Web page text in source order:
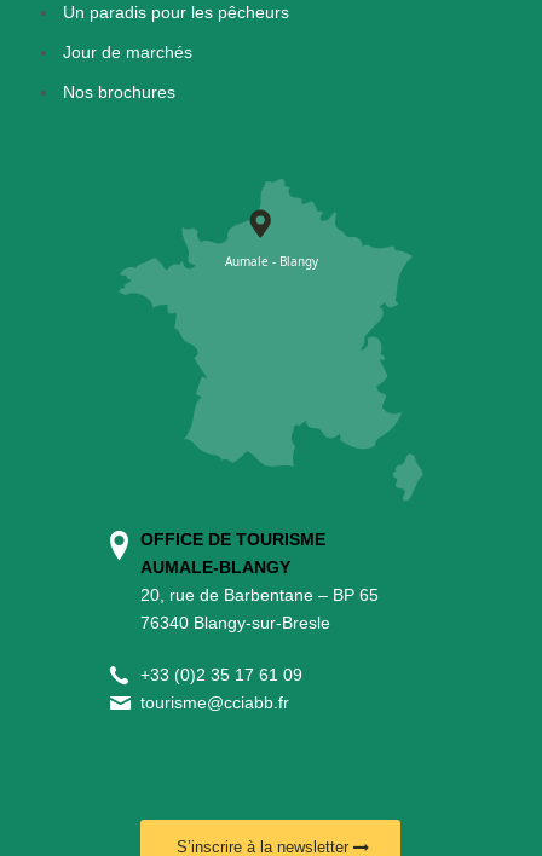
Un paradis pour les pêcheurs
Jour de marchés
Nos brochures
OFFICE DE TOURISME
AUMALE-BLANGY
20, rue de Barbentane – BP 65
76340 Blangy-sur-Bresle
+33 (0)2 35 17 61 09
tourisme@cciabb.fr
S’inscrire à la newsletter